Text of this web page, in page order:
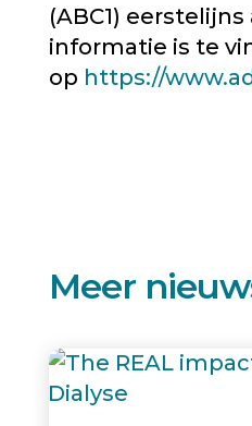
(ABC1)
informatie is te
op https://
Meer